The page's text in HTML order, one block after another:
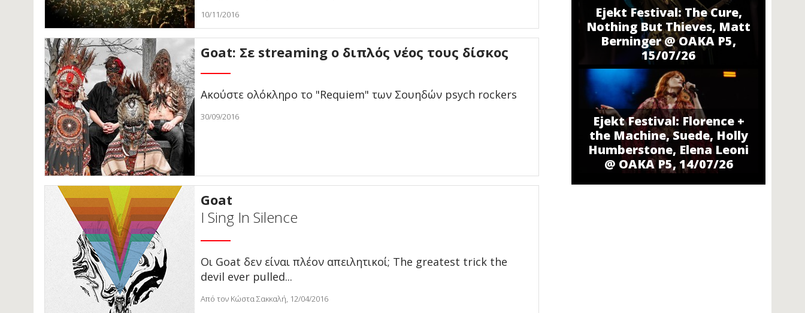
10/11/2016
Goat: Σε streaming ο διπλός νέος τους δίσκος
Ακούστε ολόκληρο το "Requiem" των Σουηδών psych rockers
30/09/2016
Goat
I Sing In Silence
Οι Goat δεν είναι πλέον απειλητικοί; The greatest trick the
devil ever pulled...
Από τον Κώστα Σακκαλή, 12/04/2016
Ejekt Festival: The Cure,
Nothing But Thieves, Matt
Berninger @ ΟΑΚΑ P5,
15/07/26
Ejekt Festival: Florence +
the Machine, Suede, Holly
Humberstone, Elena Leoni
@ ΟΑΚΑ P5, 14/07/26